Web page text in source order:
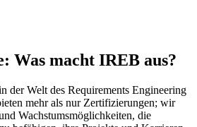
Was macht IREB aus?
der Welt des Requirements Engineering
mehr als nur Zertifizierungen; wir
Wachstumsmöglichkeiten, die